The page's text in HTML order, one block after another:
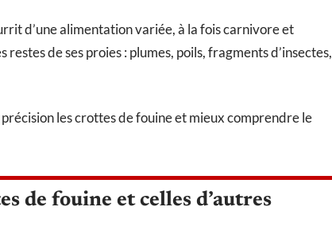
d’une alimentation variée, à la fois carnivore et
de ses proies : plumes, poils, fragments d’insectes,
les crottes de fouine et mieux comprendre le
de fouine et celles d’autres